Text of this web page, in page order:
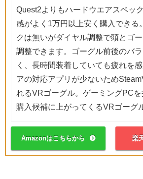
Quest2よりもハードウエアスペッ
感がよく1万円以上安く購入できる
クは無いがダイヤル調整で頭とゴ
調整できます。ゴーグル前後のバ
く、長時間装着していても疲れを
アの対応アプリが少ないため
れるVRゴーグル。ゲーミングPC
購入候補に上がってくるVRゴーグ
Amazonはこちらから 楽